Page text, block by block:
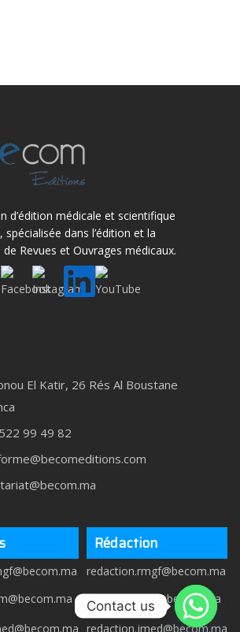
d’édition médicale et scientifique
spécialisée dans l’édition et la
Revues et Ouvrages médicaux.
El Katir, 26 Rés Al Boustane
99 49 82
Rédaction
redaction.rmgf@becom.ma
redaction.jbm@becom.ma
redaction.jmed@becom.ma
Contact us